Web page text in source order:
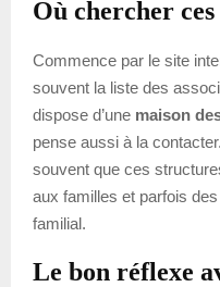
Où chercher
Commence par le site
souvent la liste des
dispose d’une maison
pense aussi à la
souvent que ces
aux familles et parfois
familial.
Le bon réflexe